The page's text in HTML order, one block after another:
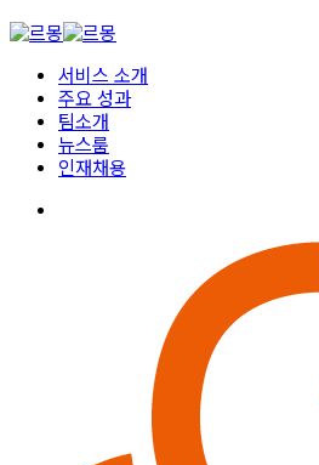
Menu
서비스 소개
주요 성과
팀소개
뉴스룸
인재채용